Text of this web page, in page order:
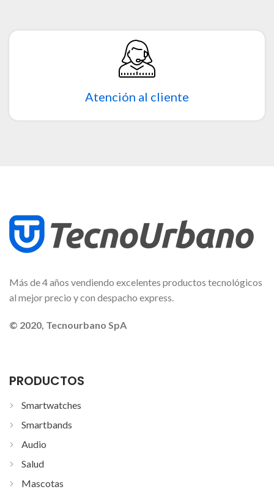
Atención al cliente
Más de 4 años vendiendo excelentes productos tecnológicos
al mejor precio y con despacho express.
© 2020, Tecnourbano SpA
PRODUCTOS
Smartwatches
Smartbands
Audio
Salud
Mascotas